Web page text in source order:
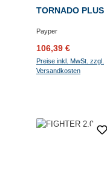
TORNADO PLUS
Payper
Verkaufspreis:
106,39 €
Preise inkl. MwSt. zzgl.
Versandkosten